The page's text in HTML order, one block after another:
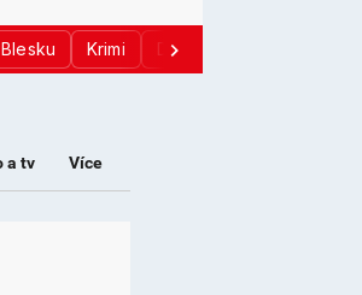
Krimi Donald Trump
a tv Více